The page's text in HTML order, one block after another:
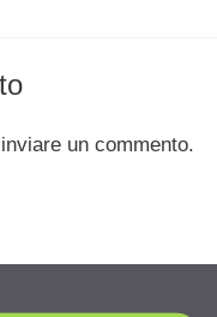
un commento.